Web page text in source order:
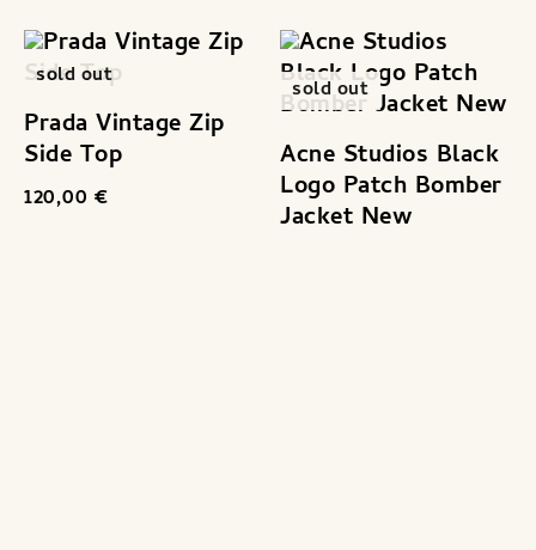
sold out
Prada Vintage Zip
Side Top
120,00 €
sold out
Acne Studios Black
Logo Patch Bomber
Jacket New